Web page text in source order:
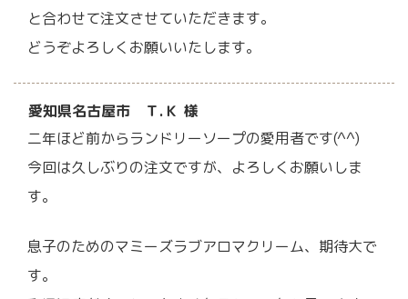
と合わせて注文させていただきます。
どうぞよろしくお願いいたします。
愛知県名古屋市 Ｔ.Ｋ 様
二年ほど前からランドリーソープの愛用者です(^^)
今回は久しぶりの注文ですが、よろしくお願いしま
す。
息子のためのマミーズラブアロマクリーム、期待大で
す。